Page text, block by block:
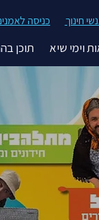
חינוך כניסה
וימי שיא תוכן